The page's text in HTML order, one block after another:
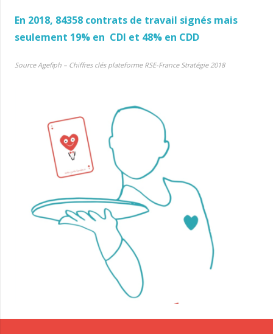
En 2018, 84358 contrats de travail signés mais
seulement 19% en CDI et 48% en CDD
Source Agefiph – Chiffres clés plateforme RSE-France Stratégie 2018